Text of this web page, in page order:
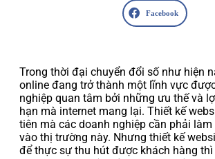
Facebook
Trong thời đại chuyển đổi số như hiện
online đang trở thành một lĩnh vực
nghiệp quan tâm bởi những ưu thế và
hạn mà internet mang lại. Thiết kế
tiên mà các doanh nghiệp cần phải
vào thị trường này. Nhưng thiết kế
để thực sự thu hút được khách hàng